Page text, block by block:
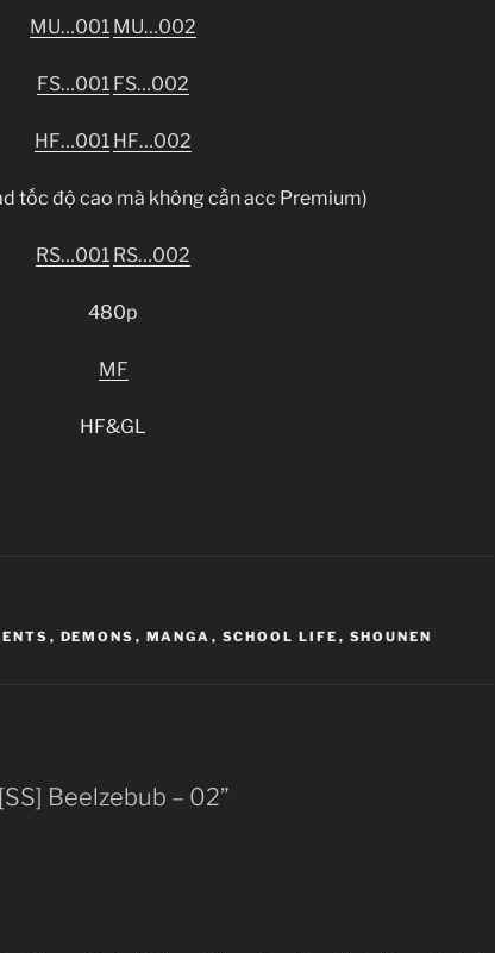
MU…001 MU…002
FS…001 FS…002
HF…001 HF…002
tốc độ cao mà không cần acc Premium)
RS…001 RS…002
480p
MF
HF&GL
, DEMONS , MANGA , SCHOOL LIFE , SHOUNEN
Beelzebub – 02”